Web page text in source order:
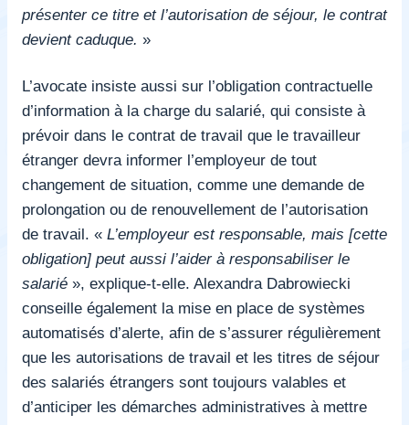
présenter ce titre et l’autorisation de séjour, le contrat
devient caduque. »
L’avocate insiste aussi sur l’obligation contractuelle
d’information à la charge du salarié, qui consiste à
prévoir dans le contrat de travail que le travailleur
étranger devra informer l’employeur de tout
changement de situation, comme une demande de
prolongation ou de renouvellement de l’autorisation
de travail. « L’employeur est responsable, mais [cette
obligation] peut aussi l’aider à responsabiliser le
salarié », explique-t-elle. Alexandra Dabrowiecki
conseille également la mise en place de systèmes
automatisés d’alerte, afin de s’assurer régulièrement
que les autorisations de travail et les titres de séjour
des salariés étrangers sont toujours valables et
d’anticiper les démarches administratives à mettre